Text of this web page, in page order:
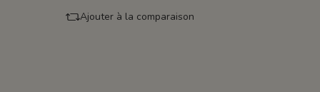
Ajouter à la comparaison